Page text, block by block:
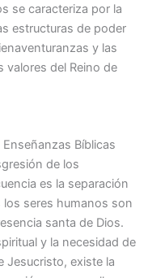
se caracteriza por la
estructuras de poder
y las
valores del Reino de
Bíblicas
de los
es la separación
los seres humanos son
santa de Dios.
y la necesidad de
Jesucristo, existe la